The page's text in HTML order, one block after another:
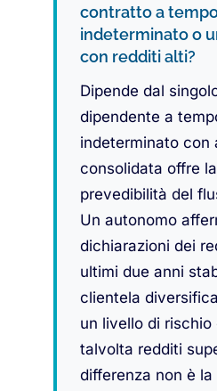
contratto a
indeterminato o
con redditi alti?
Dipende dal
dipendente a
indeterminato con
consolidata offre
prevedibilità del
Un autonomo
dichiarazioni dei
ultimi due anni
clientela
un livello di rischio
talvolta redditi
differenza non è